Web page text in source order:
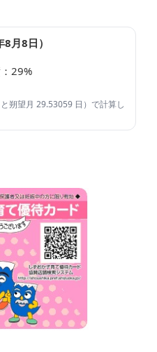
8月8日）
29%
朔望月 29.53059 日）で計算し